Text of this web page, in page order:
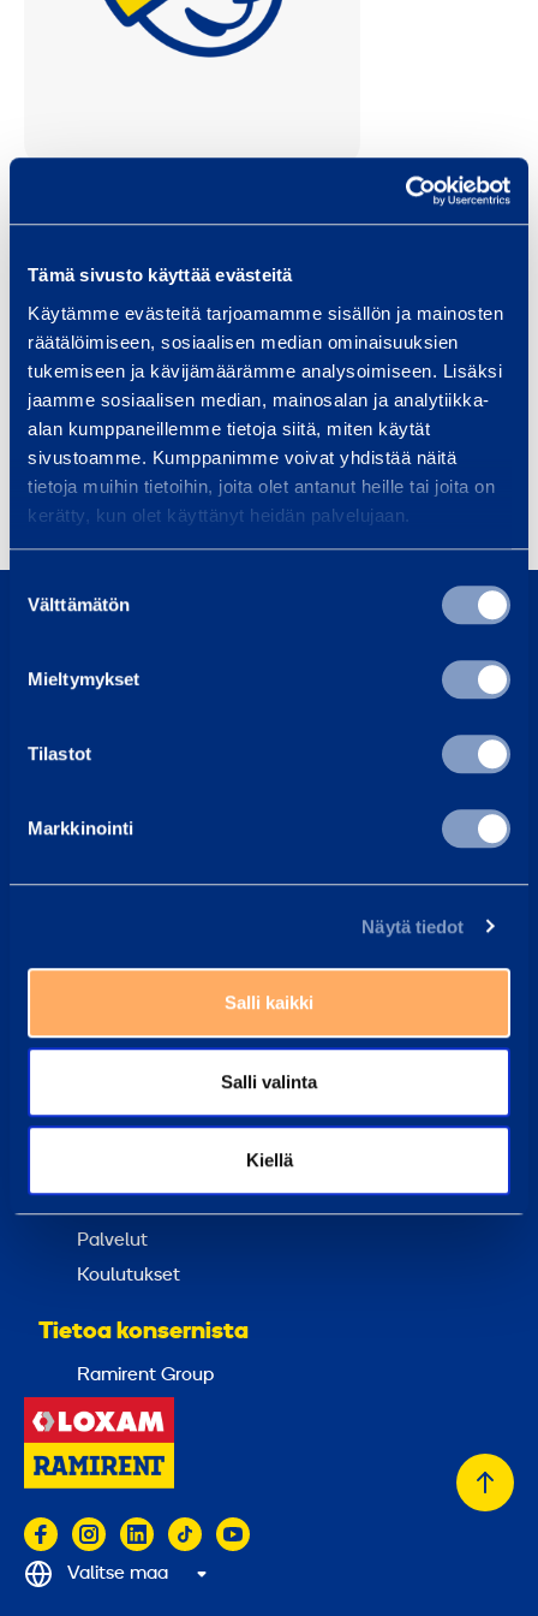
Tämä sivusto käyttää evästeitä
Käytämme evästeitä tarjoamamme sisällön ja mainosten
räätälöimiseen, sosiaalisen median ominaisuuksien
tukemiseen ja kävijämäärämme analysoimiseen. Lisäksi
jaamme sosiaalisen median, mainosalan ja analytiikka-
alan kumppaneillemme tietoja siitä, miten käytät
sivustoamme. Kumppanimme voivat yhdistää näitä
tietoja muihin tietoihin, joita olet antanut heille tai joita on
kerätty, kun olet käyttänyt heidän palvelujaan.
valinta
Välttämätön
Mieltymykset
Tilastot
Markkinointi
Näytä tiedot
Salli kaikki
Salli valinta
Kiellä
vuokraamon esihenkilö
Etelä-Suomi
emmi.hokkanen@ramirent.fi
+358 40 480 1564
Ramirent konevuokraamo Lohja
Soita meille, olemme täällä auttaaksemme sinua
asiakaspalvelu@ramirent.fi
Työntekijämme auttavat sinua aina mielellään
Tietoa meistä
Asiakaspalvelu
Palvelut
Koulutukset
Tietoa konsernista
Ramirent Group
Valitse maa